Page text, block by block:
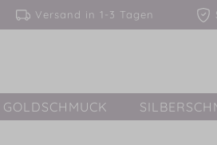
Versand in 1-3 Tagen
GOLDSCHMUCK